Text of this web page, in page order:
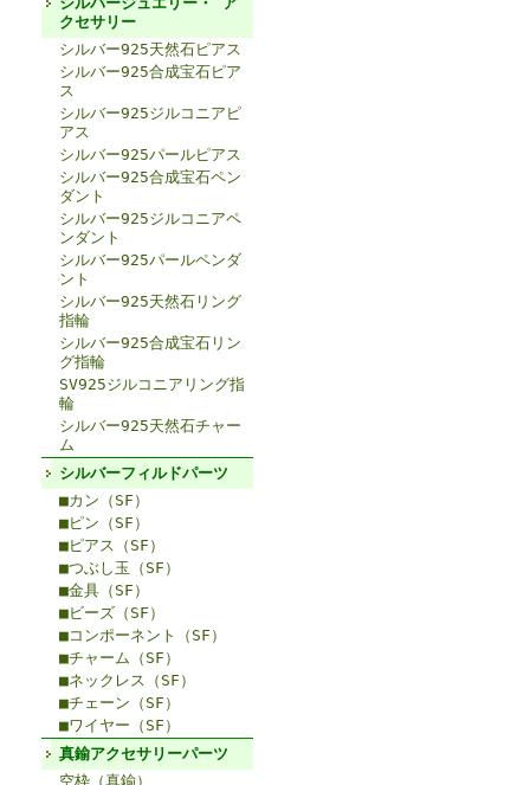
クセサリー
シルバー925天然石ピアス
シルバー925合成宝石ピア
ス
シルバー925ジルコニアピ
アス
シルバー925パールピアス
シルバー925合成宝石ペン
ダント
シルバー925ジルコニアペ
ンダント
シルバー925パールペンダ
ント
シルバー925天然石リング
指輪
シルバー925合成宝石リン
グ指輪
SV925ジルコニアリング指
輪
シルバー925天然石チャー
ム
シルバーフィルドパーツ
■カン（SF）
■ピン（SF）
■ピアス（SF）
■つぶし玉（SF）
■金具（SF）
■ビーズ（SF）
■コンポーネント（SF）
■チャーム（SF）
■ネックレス（SF）
■チェーン（SF）
■ワイヤー（SF）
真鍮アクセサリーパーツ
空枠（真鍮）